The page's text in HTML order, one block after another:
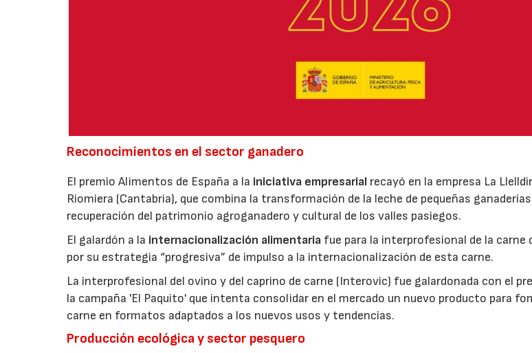
Reconocimientos en el sector ganadero
El premio Alimentos de España a la iniciativa empresarial recayó en la empresa La
Riomiera (Cantabria), que combina la transformación de la leche de pequeñas
recuperación del patrimonio agroganadero y cultural de los valles pasiegos.
El galardón a la internacionalización alimentaria fue para la interprofesional de la carne
por su estrategia “progresiva” de impulso a la internacionalización de esta carne.
La interprofesional del ovino y del caprino de carne (Interovic) fue galardonada con el
la campaña 'El Paquito' que intenta consolidar en el mercado un nuevo producto para
carne en formatos adaptados a los nuevos usos y tendencias.
Producción ecológica y sector pesquero